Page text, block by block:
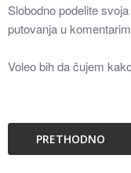
Slobodno podelite
putovanja u
Voleo bih da čujem
PRETHODNO